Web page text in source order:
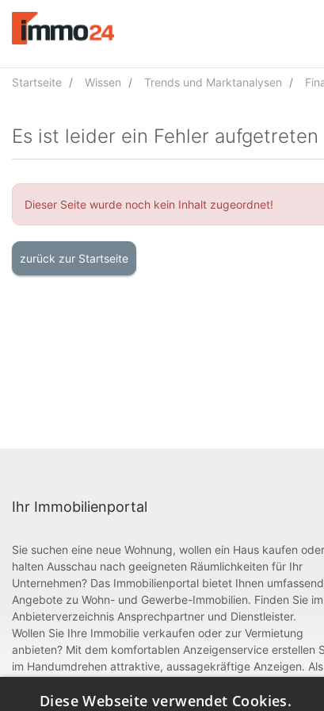
Accessibility
Modus
aktivieren
Navigation
Startseite Wissen Trends und Marktanalysen
Es ist leider ein Fehler aufgetreten
Dieser Seite wurde noch kein Inhalt zugeordnet!
zurück zur Startseite
Ihr Immobilienportal
Sie suchen eine neue Wohnung, wollen ein Haus kaufen oder
halten Ausschau nach geeigneten Räumlichkeiten für Ihr
Unternehmen? Das Immobilienportal bietet Ihnen
Angebote zu Wohn- und Gewerbe-Immobilien. Finden Sie im
Anbieterverzeichnis Ansprechpartner und Dienstleister.
Wollen Sie Ihre Immobilie verkaufen oder zur Vermietung
anbieten? Mit dem komfortablen Anzeigenservice erstellen
im Handumdrehen attraktive, aussagekräftige Anzeigen. Als
Handwerk können Sie sich zudem mit einem Eintrag im
Diese Webseite verwendet Cookies.